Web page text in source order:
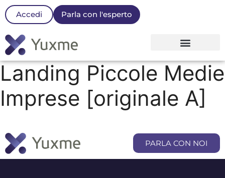
Accedi Parla con l'esperto
Landing Piccole Medie
Imprese [originale A]
PARLA CON NOI